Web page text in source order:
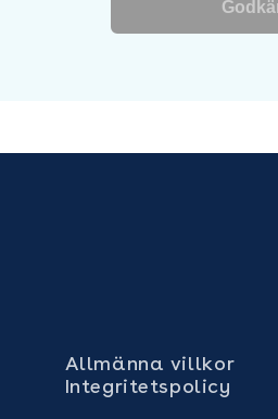
Allmänna villkor
Integritetspolicy